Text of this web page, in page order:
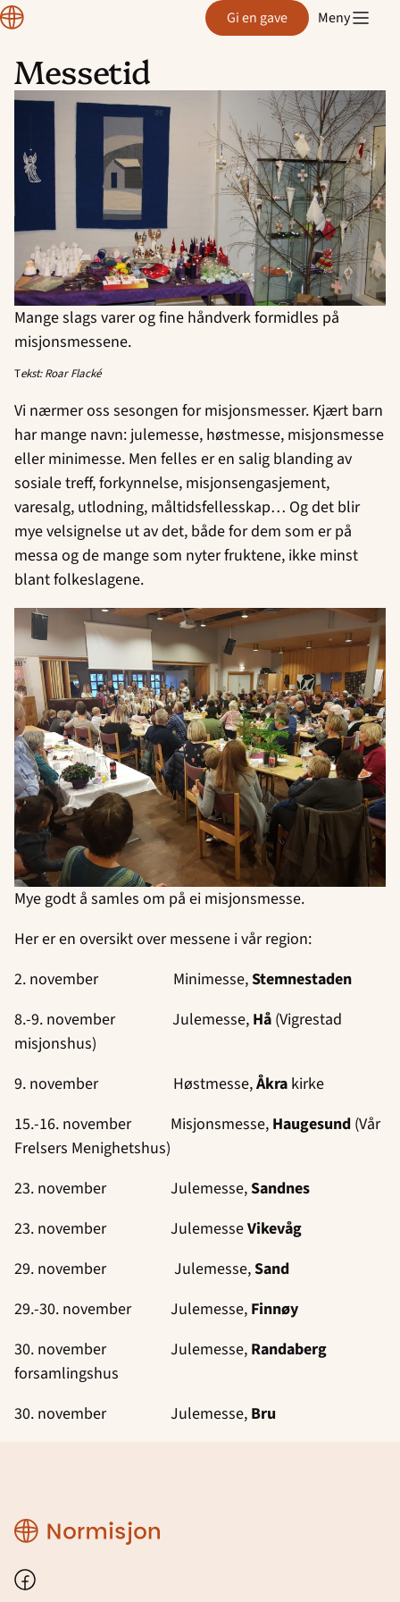
Hopp
til
Region
Rogaland Gi en gave Meny
Messetid
Mange slags varer og fine håndverk formidles på
misjonsmessene.
Tekst: Roar Flacké
Vi nærmer oss sesongen for misjonsmesser. Kjært barn
har mange navn: julemesse, høstmesse, misjonsmesse
eller minimesse. Men felles er en salig blanding av
sosiale treff, forkynnelse, misjonsengasjement,
varesalg, utlodning, måltidsfellesskap… Og det blir
mye velsignelse ut av det, både for dem som er på
messa og de mange som nyter fruktene, ikke minst
blant folkeslagene.
Mye godt å samles om på ei misjonsmesse.
Her er en oversikt over messene i vår region:
2. november Minimesse,Stemnestaden
8.-9. november Julemesse, Hå (Vigrestad
misjonshus)
9. november Høstmesse,Åkra kirke
15.-16. november Misjonsmesse, Haugesund (Vår
Frelsers Menighetshus)
23. november Julemesse,Sandnes
23. november JulemesseVikevåg
29. november Julemesse,Sand
29.-30. november Julemesse, Finnøy
30. november Julemesse, Randaberg
forsamlingshus
30. november Julemesse, Bru
Region
Rogaland
Facebook